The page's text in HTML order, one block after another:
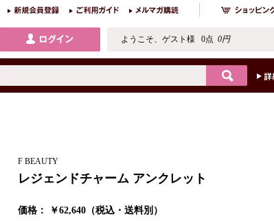
ようこそ、ゲスト様 0点 0円
F BEAUTY
レジェンドチャーム アンクレット
価格： ￥62,640（税込・送料別）